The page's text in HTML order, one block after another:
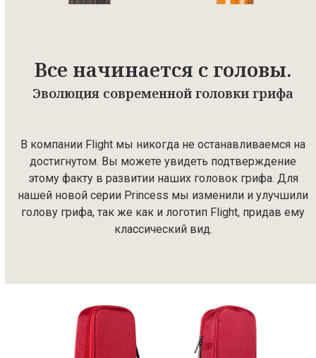
Все начинается с головы.
Эволюция современной головки грифа
В компании Flight мы никогда не останавливаемся на
достигнутом. Вы можете увидеть подтверждение
этому факту в развитии наших головок грифа. Для
нашей новой серии Princess мы изменили и улучшили
голову грифа, так же как и логотип Flight, придав ему
классический вид.